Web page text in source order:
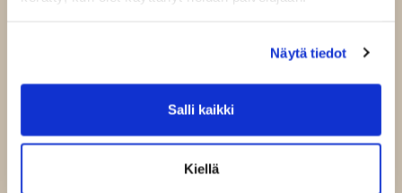
Näytä tiedot
Salli kaikki
Kiellä
15,00 € / kpl sis. alv 13,50 %
Lisää ostoskoriin